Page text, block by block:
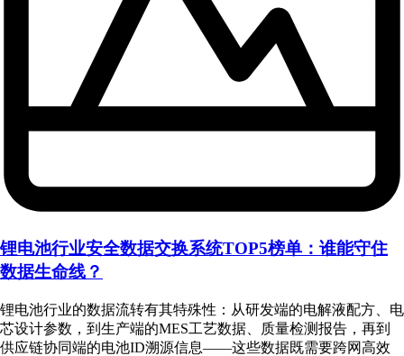
锂电池行业安全数据交换系统TOP5榜单：谁能守住
数据生命线？
锂电池行业的数据流转有其特殊性：从研发端的电解液配方、电
芯设计参数，到生产端的MES工艺数据、质量检测报告，再到
供应链协同端的电池ID溯源信息——这些数据既需要跨网高效